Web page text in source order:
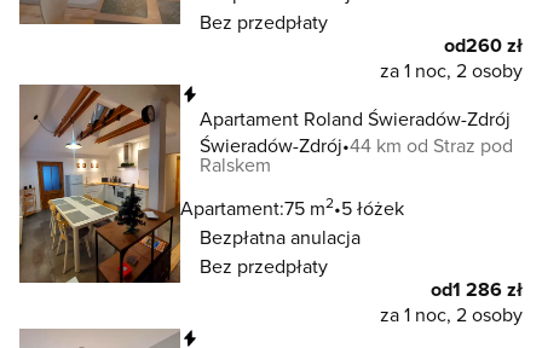
Bez przedpłaty
od260 zł
za 1 noc, 2 osoby
Apartament Roland Świeradów-Zdrój
Świeradów-Zdrój 44 km od Straz pod
Ralskem
Apartament:75 m2 5 łóżek
Bezpłatna anulacja
Bez przedpłaty
od1 286 zł
za 1 noc, 2 osoby